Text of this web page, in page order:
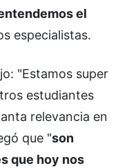
el
especialistas.
"Estamos super
estudiantes
relevancia en
que "son
que hoy nos